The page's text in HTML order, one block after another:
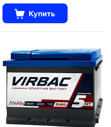
Купить